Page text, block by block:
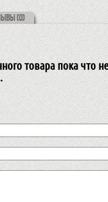
(0)
товара пока что